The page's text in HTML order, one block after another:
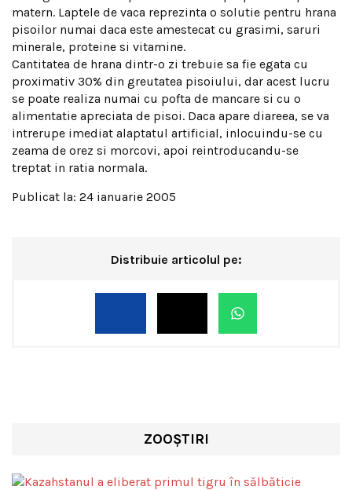
matern. Laptele de vaca reprezinta o solutie pentru hrana
pisoilor numai daca este amestecat cu grasimi, saruri
minerale, proteine si vitamine.
Cantitatea de hrana dintr-o zi trebuie sa fie egata cu
proximativ 30% din greutatea pisoiului, dar acest lucru
se poate realiza numai cu pofta de mancare si cu o
alimentatie apreciata de pisoi. Daca apare diareea, se va
intrerupe imediat alaptatul artificial, inlocuindu-se cu
zeama de orez si morcovi, apoi reintroducandu-se
treptat in ratia normala.
Publicat la: 24 ianuarie 2005
Distribuie articolul pe:
ZOOȘTIRI